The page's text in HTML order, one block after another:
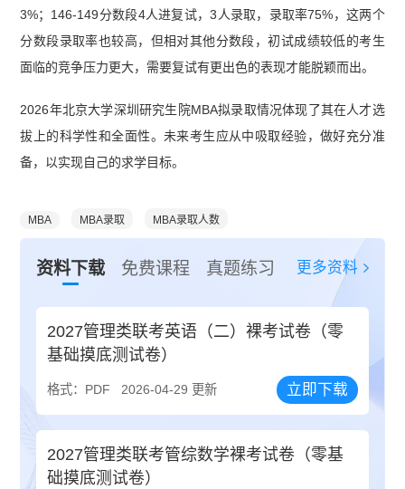
3%；146-149分数段4人进复试，3人录取，录取率75%，这两个
分数段录取率也较高，但相对其他分数段，初试成绩较低的考生
面临的竞争压力更大，需要复试有更出色的表现才能脱颖而出。
2026年北京大学深圳研究生院MBA拟录取情况体现了其在人才选
拔上的科学性和全面性。未来考生应从中吸取经验，做好充分准
备，以实现自己的求学目标。
MBA MBA录取 MBA录取人数
资料下载 免费课程 真题练习 更多资料
2027管理类联考英语（二）裸考试卷（零
基础摸底测试卷）
格式：PDF 2026-04-29 更新 立即下载
2027管理类联考管综数学裸考试卷（零基
础摸底测试卷）